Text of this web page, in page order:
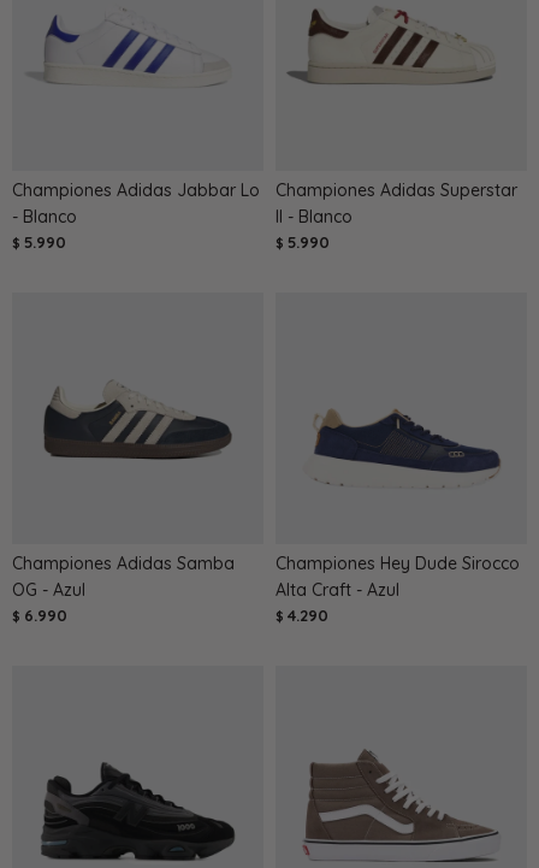
Championes Adidas Jabbar Lo
- Blanco
$ 5.990
Championes Adidas Superstar
II - Blanco
$ 5.990
Championes Adidas Samba
OG - Azul
$ 6.990
Championes Hey Dude Sirocco
Alta Craft - Azul
$ 4.290